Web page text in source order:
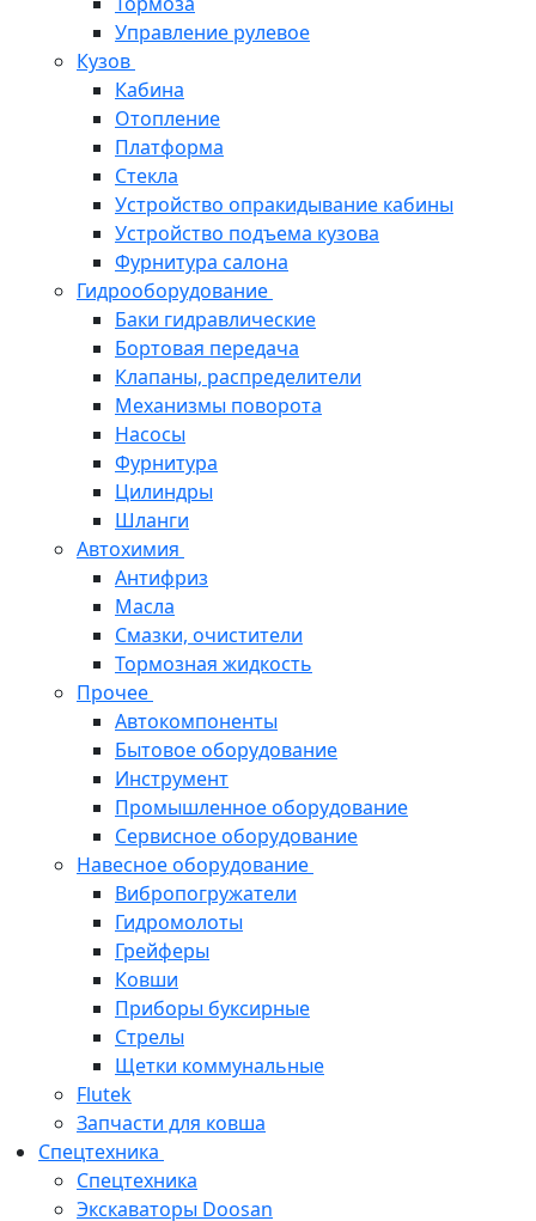
Управление рулевое
Кузов
Кабина
Отопление
Платформа
Стекла
Устройство опракидывание кабины
Устройство подъема кузова
Фурнитура салона
Гидрооборудование
Баки гидравлические
Бортовая передача
Клапаны, распределители
Механизмы поворота
Насосы
Фурнитура
Цилиндры
Шланги
Автохимия
Антифриз
Масла
Смазки, очистители
Тормозная жидкость
Прочее
Автокомпоненты
Бытовое оборудование
Инструмент
Промышленное оборудование
Сервисное оборудование
Навесное оборудование
Вибропогружатели
Гидромолоты
Грейферы
Ковши
Приборы буксирные
Стрелы
Щетки коммунальные
Flutek
Запчасти для ковша
Спецтехника
Спецтехника
Экскаваторы Doosan